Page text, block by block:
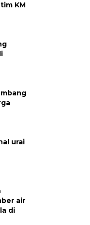
KM
urai
air
di